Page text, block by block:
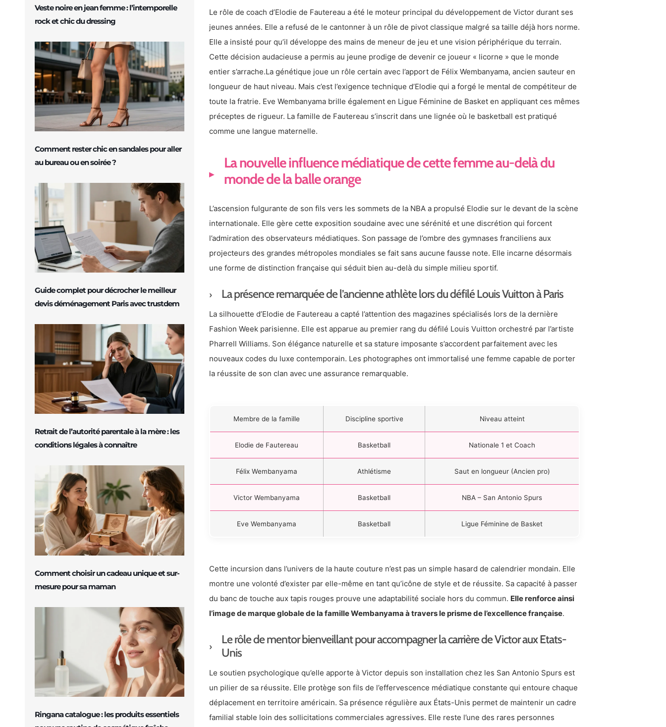
Veste noire en jean femme : l’intemporelle
rock et chic du dressing
Comment rester chic en sandales pour aller
au bureau ou en soirée ?
Guide complet pour décrocher le meilleur
devis déménagement Paris avec trustdem
Retrait de l’autorité parentale à la mère : les
conditions légales à connaître
Comment choisir un cadeau unique et sur-
mesure pour sa maman
Ringana catalogue : les produits essentiels
Le rôle de coach d’Elodie de Fautereau a été le moteur principal du développement de Victor durant ses
jeunes années. Elle a refusé de le cantonner à un rôle de pivot classique malgré sa taille déjà hors norme.
Elle a insisté pour qu’il développe des mains de meneur de jeu et une vision périphérique du terrain.
Cette décision audacieuse a permis au jeune prodige de devenir ce joueur « licorne » que le monde
entier s’arrache.La génétique joue un rôle certain avec l’apport de Félix Wembanyama, ancien sauteur en
longueur de haut niveau. Mais c’est l’exigence technique d’Elodie qui a forgé le mental de compétiteur de
toute la fratrie. Eve Wembanyama brille également en Ligue Féminine de Basket en appliquant ces mêmes
préceptes de rigueur. La famille de Fautereau s’inscrit dans une lignée où le basketball est pratiqué
comme une langue maternelle.
La nouvelle influence médiatique de cette femme au-delà du
monde de la balle orange
L’ascension fulgurante de son fils vers les sommets de la NBA a propulsé Elodie sur le devant de la scène
internationale. Elle gère cette exposition soudaine avec une sérénité et une discrétion qui forcent
l’admiration des observateurs médiatiques. Son passage de l’ombre des gymnases franciliens aux
projecteurs des grandes métropoles mondiales se fait sans aucune fausse note. Elle incarne désormais
une forme de distinction française qui séduit bien au-delà du simple milieu sportif.
La présence remarquée de l’ancienne athlète lors du défilé Louis Vuitton à Paris
La silhouette d’Elodie de Fautereau a capté l’attention des magazines spécialisés lors de la dernière
Fashion Week parisienne. Elle est apparue au premier rang du défilé Louis Vuitton orchestré par l’artiste
Pharrell Williams. Son élégance naturelle et sa stature imposante s’accordent parfaitement avec les
nouveaux codes du luxe contemporain. Les photographes ont immortalisé une femme capable de porter
la réussite de son clan avec une assurance remarquable.
Membre de la famille Discipline sportive Niveau atteint
Elodie de Fautereau Basketball Nationale 1 et Coach
Félix Wembanyama Athlétisme Saut en longueur (Ancien pro)
Victor Wembanyama Basketball NBA – San Antonio Spurs
Eve Wembanyama Basketball Ligue Féminine de Basket
Cette incursion dans l’univers de la haute couture n’est pas un simple hasard de calendrier mondain. Elle
montre une volonté d’exister par elle-même en tant qu’icône de style et de réussite. Sa capacité à passer
du banc de touche aux tapis rouges prouve une adaptabilité sociale hors du commun. Elle renforce ainsi
l’image de marque globale de la famille Wembanyama à travers le prisme de l’excellence française.
Le rôle de mentor bienveillant pour accompagner la carrière de Victor aux Etats-
Unis
Le soutien psychologique qu’elle apporte à Victor depuis son installation chez les San Antonio Spurs est
un pilier de sa réussite. Elle protège son fils de l’effervescence médiatique constante qui entoure chaque
déplacement en territoire américain. Sa présence régulière aux États-Unis permet de maintenir un cadre
familial stable loin des sollicitations commerciales agressives. Elle reste l’une des rares personnes